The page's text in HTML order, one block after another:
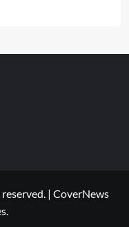
| CoverNews